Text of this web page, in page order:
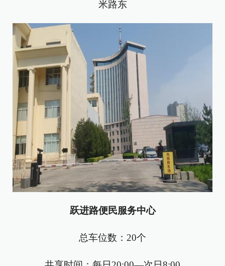
米路东
跃进路便民服务中心
总车位数：20个